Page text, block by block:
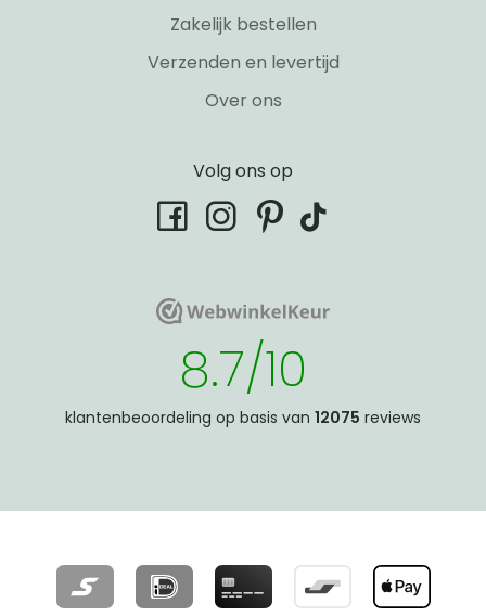
Zakelijk bestellen
Verzenden en levertijd
Over ons
Volg ons op
facebookinstagram
pinterest
tiktok
WebwinkelKeurWebwinkelKeur
8.7/10
klantenbeoordeling op basis van 12075 reviews